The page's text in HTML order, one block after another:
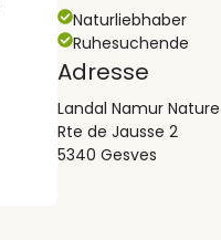
Naturliebhaber
Ruhesuchende
Adresse
Landal Namur Nature
Rte de Jausse 2
5340 Gesves